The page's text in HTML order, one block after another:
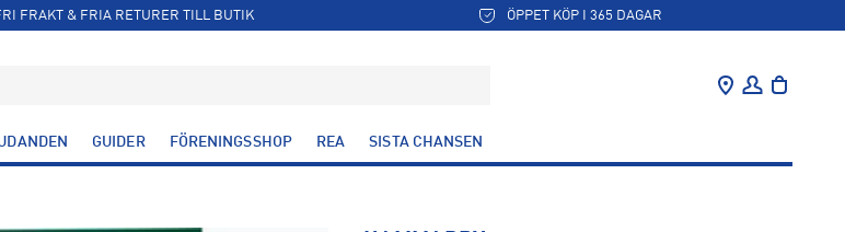
FRAKT & FRIA RETURER TILL BUTIK ÖPPET KÖP I 365 DAGAR
GUIDER FÖRENINGSSHOP REA SISTA CHANSEN